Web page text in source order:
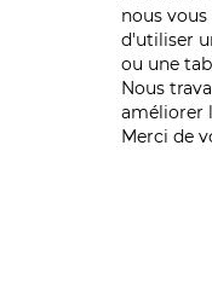
nous
d'utiliser
ou une
Nous
améliorer
Merci de